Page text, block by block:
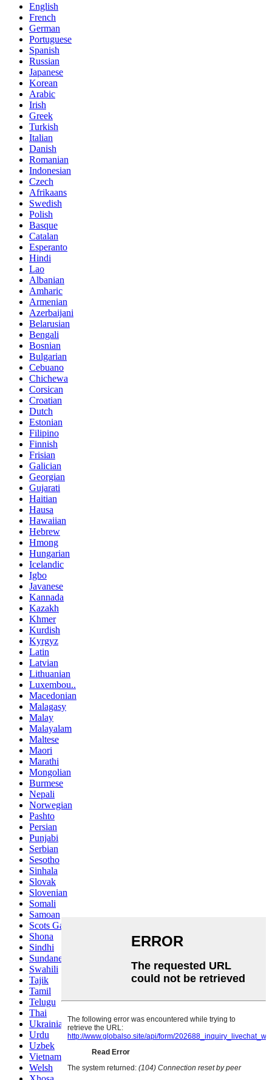
English
French
German
Portuguese
Spanish
Russian
Japanese
Korean
Arabic
Irish
Greek
Turkish
Italian
Danish
Romanian
Indonesian
Czech
Afrikaans
Swedish
Polish
Basque
Catalan
Esperanto
Hindi
Lao
Albanian
Amharic
Armenian
Azerbaijani
Belarusian
Bengali
Bosnian
Bulgarian
Cebuano
Chichewa
Corsican
Croatian
Dutch
Estonian
Filipino
Finnish
Frisian
Galician
Georgian
Gujarati
Haitian
Hausa
Hawaiian
Hebrew
Hmong
Hungarian
Icelandic
Igbo
Javanese
Kannada
Kazakh
Khmer
Kurdish
Kyrgyz
Latin
Latvian
Lithuanian
Luxembou..
Macedonian
Malagasy
Malay
Malayalam
Maltese
Maori
Marathi
Mongolian
Burmese
Nepali
Norwegian
Pashto
Persian
Punjabi
Serbian
Sesotho
Sinhala
Slovak
Slovenian
Somali
Samoan
Scots Gaelic
Shona
Sindhi
Sundanese
Swahili
Tajik
Tamil
Telugu
Thai
Ukrainian
Urdu
Uzbek
Vietnamese
Welsh